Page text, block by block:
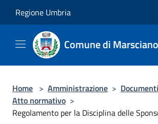
Regione Umbria
Comune di Marsciano
Home > Amministrazione >
Atto normativo >
Regolamento per la Disciplina delle